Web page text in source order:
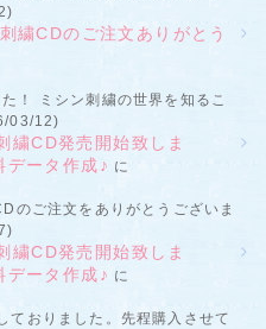
繍CDのご注文ありがとう
！ ミシン刺繍の世界を知るこ
03/12)
CD発売開始致しま
ータ作成♪ に
のご注文をありがとうございま
CD発売開始致しま
ータ作成♪ に
ておりました。先程購入させて